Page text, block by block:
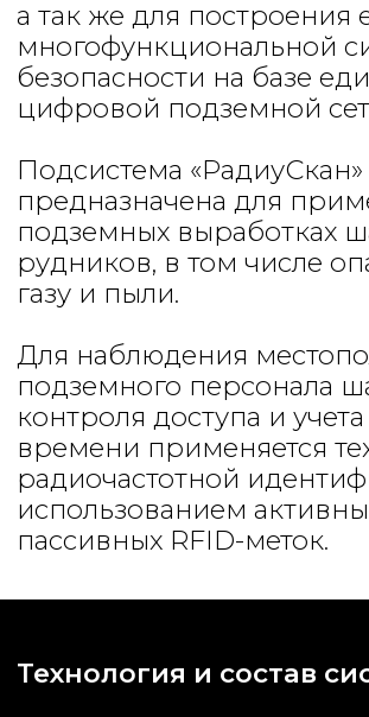
Система состоит из:
— активных и пассивных RFID-меток
— шахтных головных светильников
«Радиус RL-2» (для рудников);
— шахтных головных светильников
«Радиус RL-3» (для угольных шахт);
— стационарных считывателей;
— блоков коммутаторных многопортовых
«Радиус БКМ» (для рудников);
— блоков оптических конвертеров
подземного персонала шахты, контроля
доступа и учета рабочего времени
применяется технология радиочастотной
идентификации с использованием
активных и пассивных RFID-меток.
Технология и состав системы